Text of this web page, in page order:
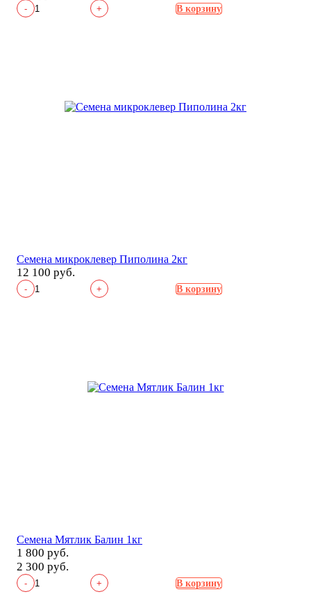
- + В корзину
Семена микроклевер Пиполина 2кг
12 100 руб.
- + В корзину
Семена Мятлик Балин 1кг
1 800 руб.
2 300 руб.
- + В корзину